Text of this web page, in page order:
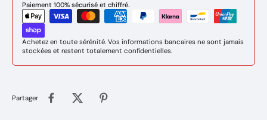
Paiement 100% sécurisé et chiffré.
Achetez en toute sérénité. Vos informations bancaires ne sont jamais
stockées et restent totalement confidentielles.
Partager